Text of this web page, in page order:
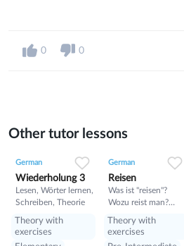
0 0
Other tutor lessons
German
Wiederholung 3
Lesen, Wörter lernen,
Schreiben, Theorie
Theory with
exercises
German
Reisen
Was ist "reisen"?
Wozu reist man?
man besuchen?
Theory with
exercises